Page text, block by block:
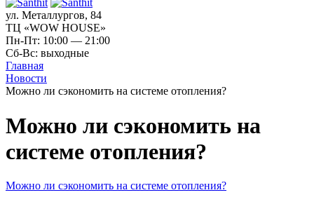
ул. Металлургов, 84
ТЦ «WOW HOUSE»
Пн-Пт: 10:00 — 21:00
Сб-Вс: выходные
Главная
Новости
Можно ли сэкономить на системе отопления?
Можно ли сэкономить на
системе отопления?
Можно ли сэкономить на системе отопления?